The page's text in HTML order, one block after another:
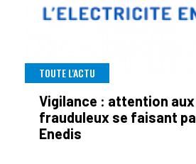
TOUTE L'ACTU
Vigilance : attention
frauduleux se faisant
Enedis